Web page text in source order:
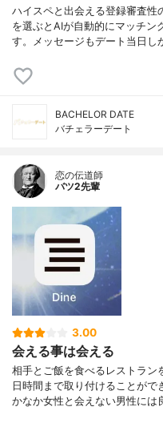
ハイスペと出会える登録審査性
を選ぶとAIが自動的にマッチン
す。メッセージもデート当日し
BACHELOR DATE
バチェラーデート
恋の伝道師
バツ2先輩
3.00
会える事は会える
相手とご飯を食べるレストラン
日時間まで取り付けることが
かなか女性と会えない男性には